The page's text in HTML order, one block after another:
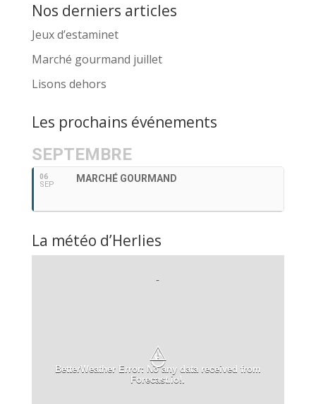
Nos derniers articles
Jeux d’estaminet
Marché gourmand juillet
Lisons dehors
Les prochains événements
SEPTEMBRE
06
SEP
MARCHÉ GOURMAND
La météo d’Herlies
-
⚠
BetterWeather Error: No any data received from
Forecast.io!.